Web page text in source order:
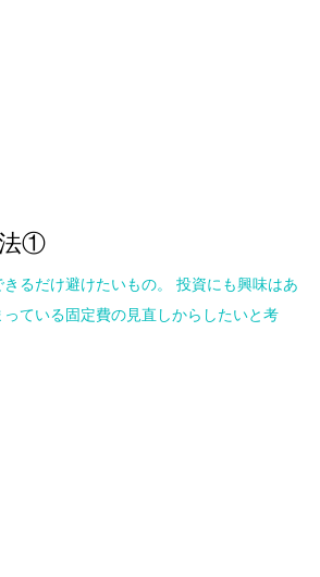
法①
るだけ避けたいもの。 投資にも興味はあ
ている固定費の見直しからしたいと考